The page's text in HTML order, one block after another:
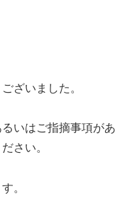
ざいました。
いはご指摘事項があ
さい。
。